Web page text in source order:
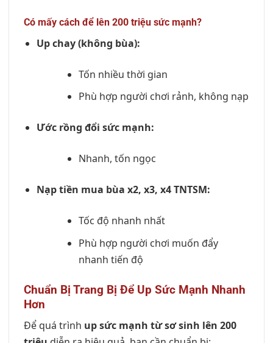
Có mấy cách để lên 200 triệu sức mạnh?
Up chay (không bùa):
Tốn nhiều thời gian
Phù hợp người chơi rảnh, không nạp
Ước rồng đổi sức mạnh:
Nhanh, tốn ngọc
Nạp tiền mua bùa x2, x3, x4 TNTSM:
Tốc độ nhanh nhất
Phù hợp người chơi muốn đẩy
nhanh tiến độ
Chuẩn Bị Trang Bị Để Up Sức Mạnh Nhanh
Hơn
Để quá trình up sức mạnh từ sơ sinh lên 200